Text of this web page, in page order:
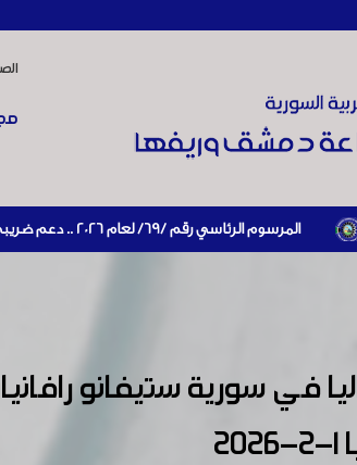
المرسوم الرئاسي رقم /69/ لعام 2026 .. دعم ضريبي للمنشآت المتضررة في إطار مسار التعافي الاقتصادي وإعادة تنشيط الإنتاج
في سورية ستيفانو